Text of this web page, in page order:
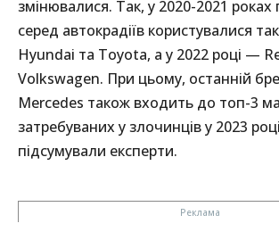
змінювалися. Так, у 2020-2021
серед автокрадіїв користувалися
Hyundai та Toyota, а у 2022 році —
Volkswagen. При цьому, останній
Mercedes також входить до топ-3
затребуваних у злочинців у 2023
підсумували експерти.